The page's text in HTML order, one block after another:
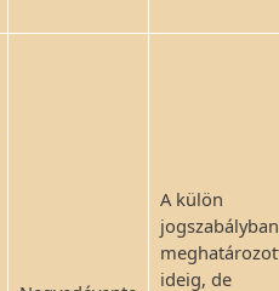
A külön
jogszabályban
ideig, de